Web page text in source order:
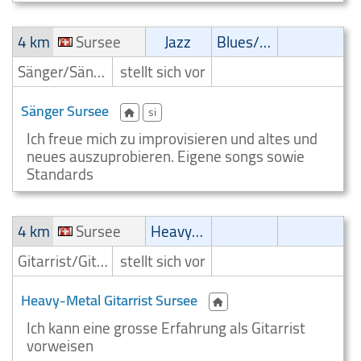
4 km
Sursee Jazz
Blues/Swing
Sänger/Sängerin stellt sich vor
Sänger Sursee si
Ich freue mich zu improvisieren und altes und
neues auszuprobieren. Eigene songs sowie
Standards
4 km
Sursee
Heavy-Metal
Gitarrist/Gitarrenspieler stellt sich vor
Heavy-Metal Gitarrist Sursee
Ich kann eine grosse Erfahrung als Gitarrist
vorweisen